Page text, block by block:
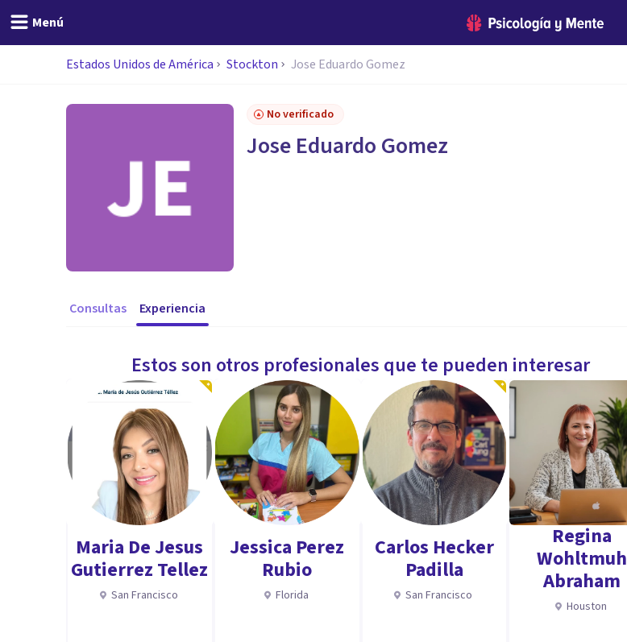
Menú
Estados Unidos de América Stockton Jose Eduardo Gomez
No verificado
Jose Eduardo Gomez
Consultas Experiencia
Estos son otros profesionales que te pueden interesar
Maria De Jesus
Gutierrez Tellez
San Francisco
Jessica Perez
Rubio
Florida
Carlos Hecker
Padilla
San Francisco
Regina
Wohltmuh
Abraham
Houston